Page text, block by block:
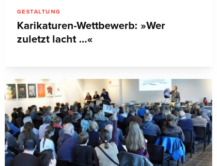
GESTALTUNG
Karikaturen-Wettbewerb: »Wer
zuletzt lacht …«